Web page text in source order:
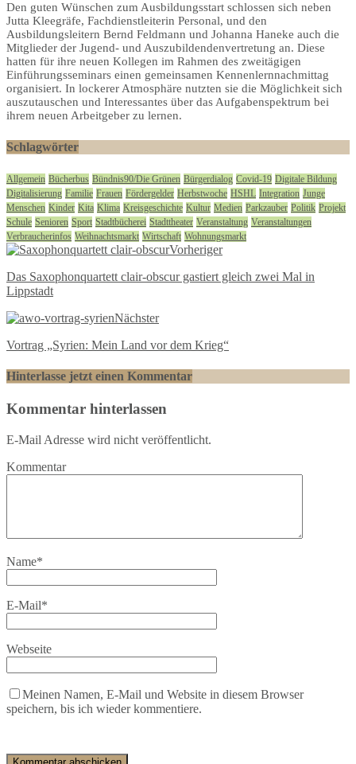
Den guten Wünschen zum Ausbildungsstart schlossen sich neben
Jutta Kleegräfe, Fachdienstleiterin Personal, und den
Ausbildungsleitern Bernd Feldmann und Johanna Haneke auch die
Mitglieder der Jugend- und Auszubildendenvertretung an. Diese
hatten für ihre neuen Kollegen im Rahmen des zweitägigen
Einführungsseminars einen gemeinsamen Kennenlernnachmittag
organisiert. In lockerer Atmosphäre nutzten sie die Möglichkeit sich
auszutauschen und Interessantes über das Aufgabenspektrum bei
ihrem neuen Arbeitgeber zu lernen.
Schlagwörter
Allgemein Bücherbus Bündnis90/Die Grünen Bürgerdialog Covid-19 Digitale Bildung
Digitalisierung Familie Frauen Fördergelder Herbstwoche HSHL Integration Junge
Menschen Kinder Kita Klima Kreisgeschichte Kultur Medien Parkzauber Politik Projekt
Schule Senioren Sport Stadtbücherei Stadttheater Veranstaltung Veranstaltungen
Verbraucherinfos Weihnachtsmarkt Wirtschaft Wohnungsmarkt
Vorheriger
Das Saxophonquartett clair-obscur gastiert gleich zwei Mal in
Lippstadt
Nächster
Vortrag „Syrien: Mein Land vor dem Krieg“
Hinterlasse jetzt einen Kommentar
Kommentar hinterlassen
E-Mail Adresse wird nicht veröffentlicht.
Kommentar
Name*
E-Mail*
Webseite
Meinen Namen, E-Mail und Website in diesem Browser
speichern, bis ich wieder kommentiere.